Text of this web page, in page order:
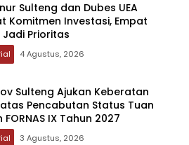
Sulteng dan Dubes UEA
Komitmen Investasi, Empat
Jadi Prioritas
4 Agustus, 2026
Sulteng Ajukan Keberatan
atas Pencabutan Status Tuan
FORNAS IX Tahun 2027
3 Agustus, 2026